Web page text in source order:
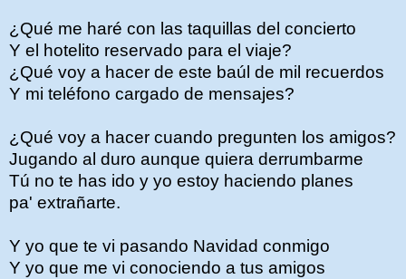
¿Qué me haré con las taquillas del concierto
Y el hotelito reservado para el viaje?
¿Qué voy a hacer de este baúl de mil recuerdos
Y mi teléfono cargado de mensajes?
¿Qué voy a hacer cuando pregunten los amigos?
Jugando al duro aunque quiera derrumbarme
Tú no te has ido y yo estoy haciendo planes
pa' extrañarte.
Y yo que te vi pasando Navidad conmigo
Y yo que me vi conociendo a tus amigos